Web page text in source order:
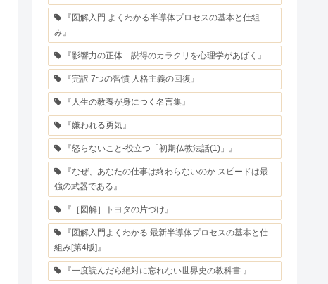
『図解入門 よくわかる半導体プロセスの基本と仕組
み』
『影響力の正体 説得のカラクリを心理学があばく』
『完訳 7つの習慣 人格主義の回復』
『人生の教養が身につく名言集』
『嫌われる勇気』
『怒らないこと-役立つ「初期仏教法話(1)」』
『なぜ、あなたの仕事は終わらないのか スピードは最
強の武器である』
『［図解］トヨタの片づけ』
『図解入門よくわかる 最新半導体プロセスの基本と仕
組み[第4版]』
『一度読んだら絶対に忘れない世界史の教科書 』